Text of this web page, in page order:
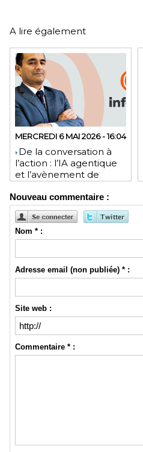
A lire également
MERCREDI 6 MAI 2026 - 16:04
​De la conversation à
l’action : l’IA agentique
et l’avènement de
Nouveau commentaire :
Nom * :
Adresse email (non publiée) * :
Site web :
Commentaire * :